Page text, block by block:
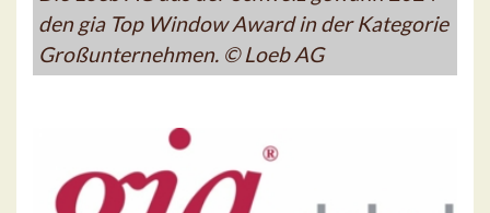
den gia Top Window Award in der Kategorie
Großunternehmen. © Loeb AG